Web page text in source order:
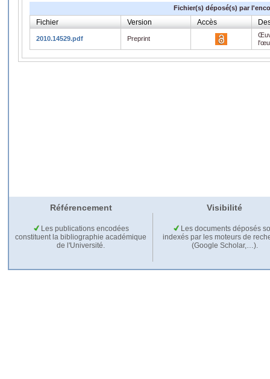
Fichier(s) déposé(s) par
Fichier Version Accès
2010.14529.pdf Preprint
Référencement Visibilité
Les publications encodées
constituent la bibliographie académique
de l'Université.
Les documents déposés
indexés par les moteurs de
(Google Scholar,…).